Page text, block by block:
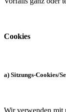
Cookies
a) Sitzungs-Cookies/
Wir verwenden mit